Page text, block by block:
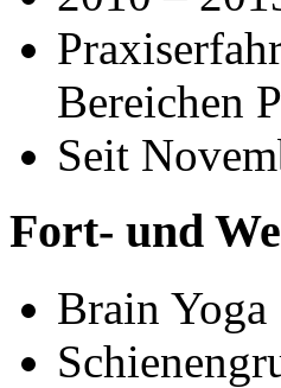
Bereichen
Seit
Fort- und
Brain Yoga